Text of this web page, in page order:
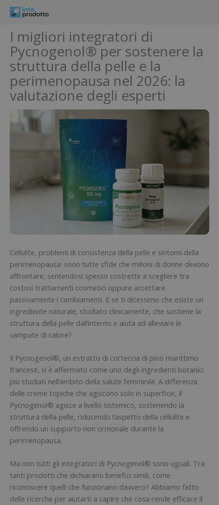
I migliori integratori di
Pycnogenol® per sostenere la
struttura della pelle e la
perimenopausa nel 2026: la
valutazione degli esperti
Cellulite, problemi di consistenza della pelle e sintomi della
perimenopausa: sono tutte sfide che milioni di donne devono
affrontare, sentendosi spesso costrette a scegliere tra
costosi trattamenti cosmetici oppure accettare
passivamente i cambiamenti. E se ti dicessimo che esiste un
ingrediente naturale, studiato clinicamente, che sostiene la
struttura della pelle dall’interno e aiuta ad alleviare le
vampate di calore?
Il Pycnogenol®, un estratto di corteccia di pino marittimo
francese, si è affermato come uno degli ingredienti botanici
più studiati nell’ambito della salute femminile. A differenza
delle creme topiche che agiscono solo in superficie, il
Pycnogenol® agisce a livello sistemico, sostenendo la
struttura della pelle, riducendo l’aspetto della cellulite e
offrendo un supporto non ormonale durante la
perimenopausa.
Ma non tutti gli integratori di Pycnogenol® sono uguali. Tra
tanti prodotti che dichiarano benefici simili, come
riconoscere quelli che funzionano davvero? Abbiamo fatto
delle ricerche per aiutarti a capire che cosa rende efficace il